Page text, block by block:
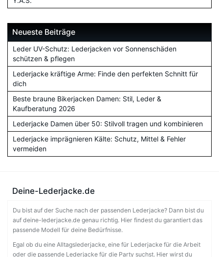
Neueste Beiträge
Leder UV-Schutz: Lederjacken vor Sonnenschäden
schützen & pflegen
Lederjacke kräftige Arme: Finde den perfekten Schnitt für
dich
Beste braune Bikerjacken Damen: Stil, Leder &
Kaufberatung 2026
Lederjacke Damen über 50: Stilvoll tragen und kombinieren
Lederjacke imprägnieren Kälte: Schutz, Mittel & Fehler
vermeiden
Deine-Lederjacke.de
Du bist auf der Suche nach der passenden Lederjacke? Dann bist du
auf deine-lederjacke.de genau richtig. Hier findest du garantiert das
passende Modell für deine Bedürfnisse.
Egal ob du eine Alltagslederjacke, eine für Lederjacke für die Arbeit
oder die passende Lederjacke für die Party suchst. Hier wirst du